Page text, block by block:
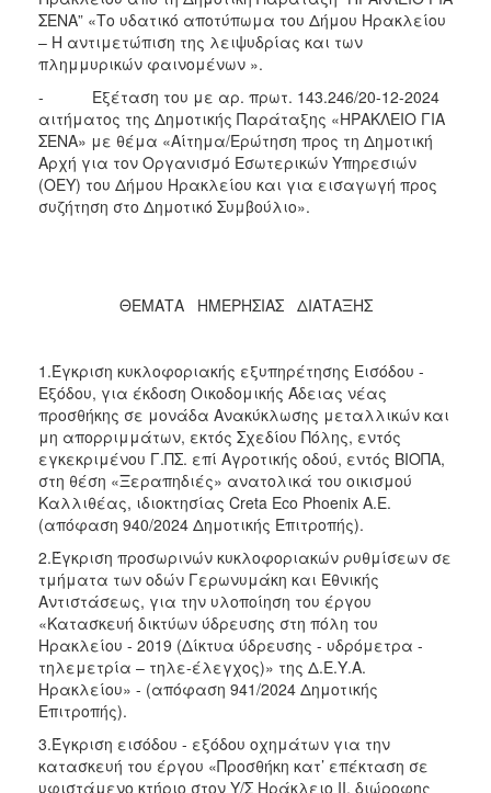
ΣΕΝΑ” «Το υδατικό αποτύπωμα του Δήμου Ηρακλείου
– Η αντιμετώπιση της λειψυδρίας και των
πλημμυρικών φαινομένων ».
- Εξέταση του με αρ. πρωτ. 143.246/20-12-2024
αιτήματος της Δημοτικής Παράταξης «ΗΡΑΚΛΕΙΟ ΓΙΑ
ΣΕΝΑ» με θέμα «Αίτημα/Ερώτηση προς τη Δημοτική
Αρχή για τον Οργανισμό Εσωτερικών Υπηρεσιών
(ΟΕΥ) του Δήμου Ηρακλείου και για εισαγωγή προς
συζήτηση στο Δημοτικό Συμβούλιο».
ΘΕΜΑΤΑ ΗΜΕΡΗΣΙΑΣ ΔΙΑΤΑΞΗΣ
1.Έγκριση κυκλοφοριακής εξυπηρέτησης Εισόδου -
Εξόδου, για έκδοση Οικοδομικής Άδειας νέας
προσθήκης σε μονάδα Ανακύκλωσης μεταλλικών και
μη απορριμμάτων, εκτός Σχεδίου Πόλης, εντός
εγκεκριμένου Γ.ΠΣ. επί Αγροτικής οδού, εντός ΒΙΟΠΑ,
στη θέση «Ξεραπηδιές» ανατολικά του οικισμού
Καλλιθέας, ιδιοκτησίας Creta Eco Phoenix A.E.
(απόφαση 940/2024 Δημοτικής Επιτροπής).
2.Έγκριση προσωρινών κυκλοφοριακών ρυθμίσεων σε
τμήματα των οδών Γερωνυμάκη και Εθνικής
Αντιστάσεως, για την υλοποίηση του έργου
«Κατασκευή δικτύων ύδρευσης στη πόλη του
Ηρακλείου - 2019 (Δίκτυα ύδρευσης - υδρόμετρα -
τηλεμετρία – τηλε-έλεγχος)» της Δ.Ε.Υ.Α.
Ηρακλείου» - (απόφαση 941/2024 Δημοτικής
Επιτροπής).
3.Έγκριση εισόδου - εξόδου οχημάτων για την
κατασκευή του έργου «Προσθήκη κατ’ επέκταση σε
υφιστάμενο κτήριο στον Υ/Σ Ηράκλειο ΙΙ, διώροφης